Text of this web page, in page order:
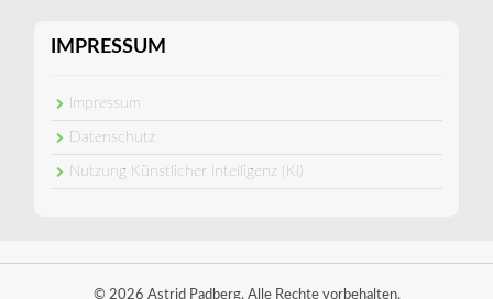
IMPRESSUM
Impressum
Datenschutz
Nutzung Künstlicher Intelligenz (KI)
© 2026 Astrid Padberg. Alle Rechte vorbehalten.